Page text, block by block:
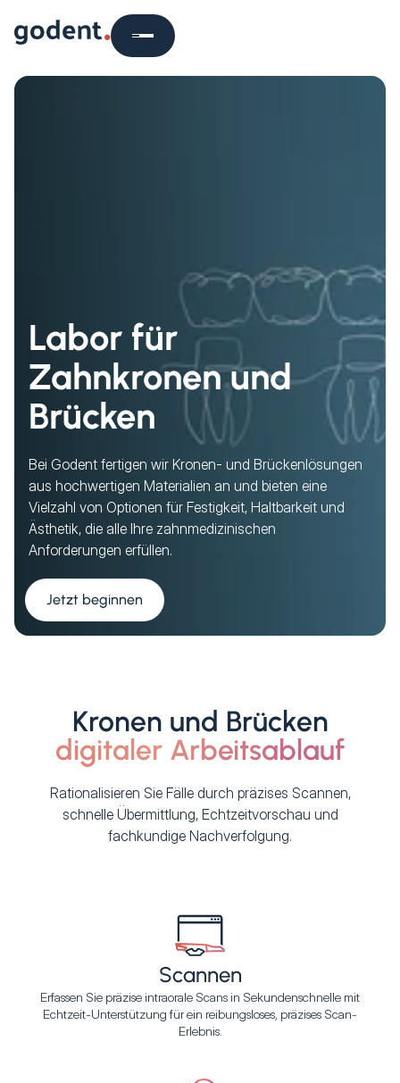
Labor für
Zahnkronen und
Brücken
Bei Godent fertigen wir Kronen- und Brückenlösungen
aus hochwertigen Materialien an und bieten eine
Vielzahl von Optionen für Festigkeit, Haltbarkeit und
Ästhetik, die alle Ihre zahnmedizinischen
Anforderungen erfüllen.
Jetzt beginnen
Kronen und Brücken
digitaler Arbeitsablauf
Rationalisieren Sie Fälle durch präzises Scannen,
schnelle Übermittlung, Echtzeitvorschau und
fachkundige Nachverfolgung.
Scannen
Erfassen Sie präzise intraorale Scans in Sekundenschnelle mit
Echtzeit-Unterstützung für ein reibungsloses, präzises Scan-
Erlebnis.